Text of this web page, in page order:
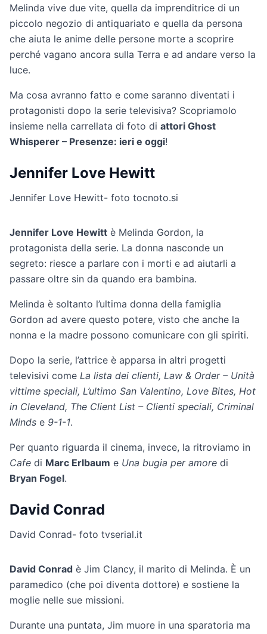
Melinda vive due vite, quella da imprenditrice di un
piccolo negozio di antiquariato e quella da persona
che aiuta le anime delle persone morte a scoprire
perché vagano ancora sulla Terra e ad andare verso la
luce.
Ma cosa avranno fatto e come saranno diventati i
protagonisti dopo la serie televisiva? Scopriamolo
insieme nella carrellata di foto di attori Ghost
Whisperer – Presenze: ieri e oggi!
Jennifer Love Hewitt
Jennifer Love Hewitt- foto tocnoto.si
Jennifer Love Hewitt è Melinda Gordon, la
protagonista della serie. La donna nasconde un
segreto: riesce a parlare con i morti e ad aiutarli a
passare oltre sin da quando era bambina.
Melinda è soltanto l’ultima donna della famiglia
Gordon ad avere questo potere, visto che anche la
nonna e la madre possono comunicare con gli spiriti.
Dopo la serie, l’attrice è apparsa in altri progetti
televisivi come La lista dei clienti, Law & Order – Unità
vittime speciali, L’ultimo San Valentino, Love Bites, Hot
in Cleveland, The Client List – Clienti speciali, Criminal
Minds e 9-1-1.
Per quanto riguarda il cinema, invece, la ritroviamo in
Cafe di Marc Erlbaum e Una bugia per amore di
Bryan Fogel.
David Conrad
David Conrad- foto tvserial.it
David Conrad è Jim Clancy, il marito di Melinda. È un
paramedico (che poi diventa dottore) e sostiene la
moglie nelle sue missioni.
Durante una puntata, Jim muore in una sparatoria ma